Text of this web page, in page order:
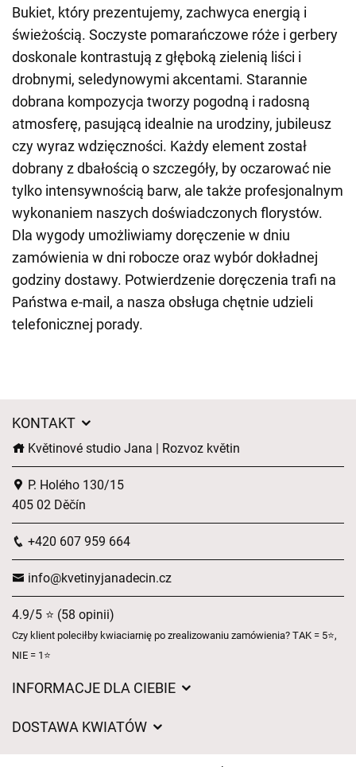
Bukiet, który prezentujemy, zachwyca energią i
świeżością. Soczyste pomarańczowe róże i gerbery
doskonale kontrastują z głęboką zielenią liści i
drobnymi, seledynowymi akcentami. Starannie
dobrana kompozycja tworzy pogodną i radosną
atmosferę, pasującą idealnie na urodziny, jubileusz
czy wyraz wdzięczności. Każdy element został
dobrany z dbałością o szczegóły, by oczarować nie
tylko intensywnością barw, ale także profesjonalnym
wykonaniem naszych doświadczonych florystów.
Dla wygody umożliwiamy doręczenie w dniu
zamówienia w dni robocze oraz wybór dokładnej
godziny dostawy. Potwierdzenie doręczenia trafi na
Państwa e-mail, a nasza obsługa chętnie udzieli
telefonicznej porady.
KONTAKT
Květinové studio Jana | Rozvoz květin
P. Holého 130/15
405 02 Děčín
+420 607 959 664
info@kvetinyjanadecin.cz
4.9/5 ⭐ (58 opinii)
Czy klient poleciłby kwiaciarnię po zrealizowaniu zamówienia? TAK = 5⭐,
NIE = 1⭐
INFORMACJE DLA CIEBIE
DOSTAWA KWIATÓW